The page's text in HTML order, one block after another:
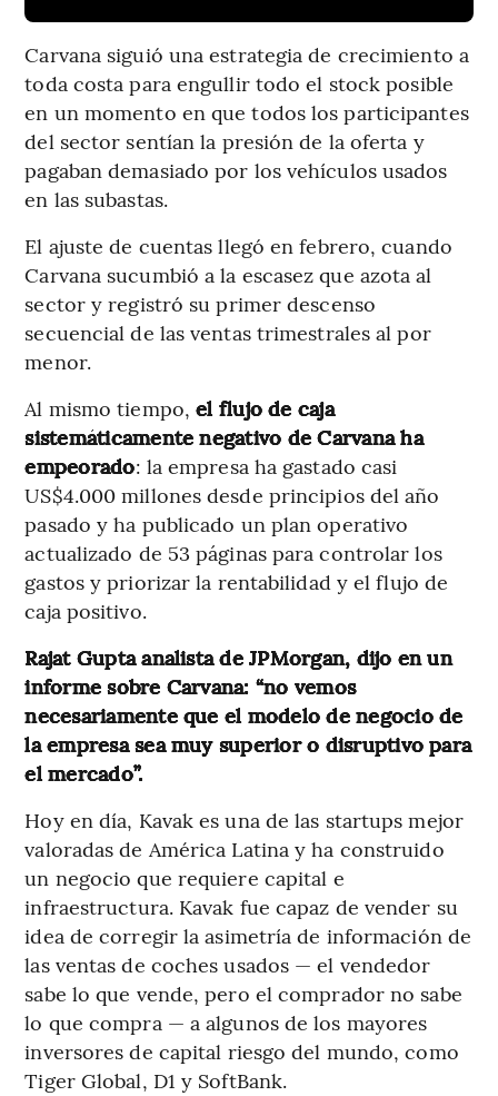
Carvana siguió una estrategia de crecimiento a
toda costa para engullir todo el stock posible
en un momento en que todos los participantes
del sector sentían la presión de la oferta y
pagaban demasiado por los vehículos usados
en las subastas.
El ajuste de cuentas llegó en febrero, cuando
Carvana sucumbió a la escasez que azota al
sector y registró su primer descenso
secuencial de las ventas trimestrales al por
menor.
Al mismo tiempo,el flujo de caja
sistemáticamente negativo de Carvana ha
empeorado: la empresa ha gastado casi
US$4.000 millones desde principios del año
pasado y ha publicado un plan operativo
actualizado de 53 páginas para controlar los
gastos y priorizar la rentabilidad y el flujo de
caja positivo.
Rajat Gupta analista de JPMorgan, dijo en un
informe sobre Carvana: “no vemos
necesariamente que el modelo de negocio de
la empresa sea muy superior o disruptivo para
el mercado”.
Hoy en día, Kavak es una de las startups mejor
valoradas de América Latina y ha construido
un negocio que requiere capital e
infraestructura. Kavak fue capaz de vender su
idea de corregir la asimetría de información de
las ventas de coches usados — el vendedor
sabe lo que vende, pero el comprador no sabe
lo que compra — a algunos de los mayores
inversores de capital riesgo del mundo, como
Tiger Global, D1 y SoftBank.